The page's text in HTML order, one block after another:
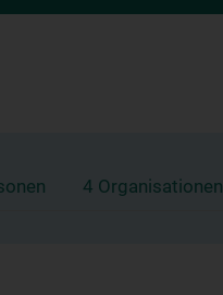
4 Organisationen